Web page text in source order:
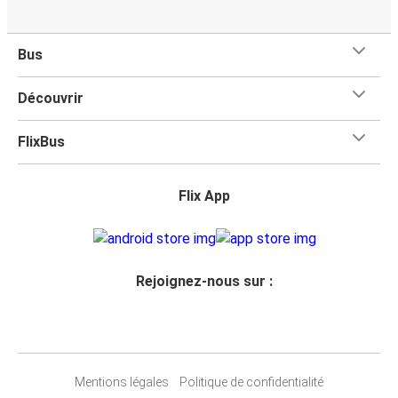
Bus
Découvrir
FlixBus
Flix App
Rejoignez-nous sur :
Mentions légales
Politique de confidentialité